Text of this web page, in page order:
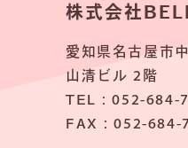
株式会社
愛知県名古屋市
山清ビル 2階
TEL：052-684-
FAX：052-684-